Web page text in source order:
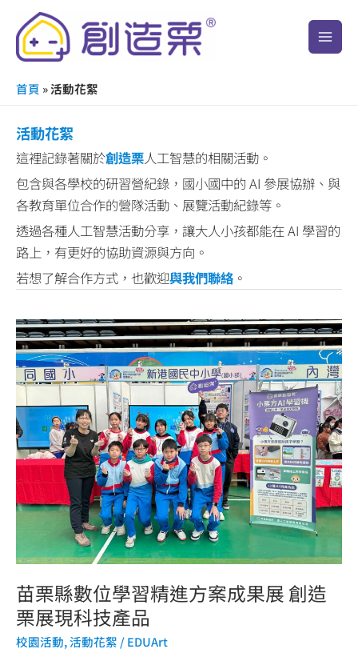
Main
首頁 »活動花絮
活動花絮
這裡記錄著關於創造栗人工智慧的相關活動。
包含與各學校的研習營紀錄，國小國中的 AI 參展協辦、與
各教育單位合作的營隊活動、展覽活動紀錄等。
透過各種人工智慧活動分享，讓大人小孩都能在 AI 學習的
路上，有更好的協助資源與方向。
若想了解合作方式，也歡迎與我們聯絡 。
苗栗縣數位學習精進方案成果展 創造
栗展現科技產品
校園活動,活動花絮 /EDUArt
苗
栗
縣
數
位
學
習
精
進
成
果
展
創
造